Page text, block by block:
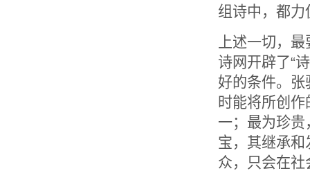
组诗中， 都力
上述一切，
诗网开辟了“
好的条件。 张
时能将所创
一；最为珍
宝， 其继承和
众，
只会在